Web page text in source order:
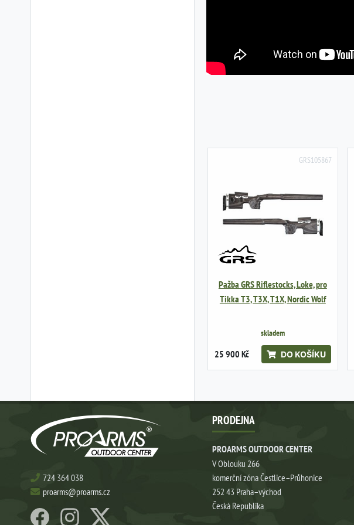
GRS105867
Pažba GRS Riflestocks, Loke, pro
Tikka T3, T3X, T1X, Nordic Wolf
skladem
25 900 Kč DO KOŠÍKU
724 364 038
proarms@proarms.cz
PRODEJNA
PROARMS OUTDOOR CENTER
V Oblouku 266
komerční zóna Čestlice–Průhonice
252 43 Praha–východ
Česká Republika